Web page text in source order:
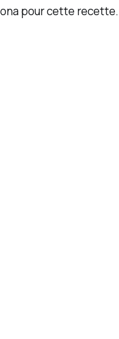
pour cette recette.